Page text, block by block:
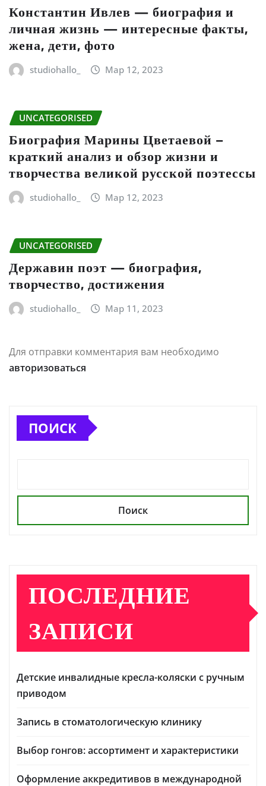
Константин Ивлев — биография и
личная жизнь — интересные факты,
жена, дети, фото
studiohallo_ Мар 12, 2023
UNCATEGORISED
Биография Марины Цветаевой –
краткий анализ и обзор жизни и
творчества великой русской поэтессы
studiohallo_ Мар 12, 2023
UNCATEGORISED
Державин поэт — биография,
творчество, достижения
studiohallo_ Мар 11, 2023
Для отправки комментария вам необходимо
авторизоваться
ПОИСК
Поиск
ПОСЛЕДНИЕ
ЗАПИСИ
Детские инвалидные кресла-коляски с ручным
приводом
Запись в стоматологическую клинику
Выбор гонгов: ассортимент и характеристики
Оформление аккредитивов в международной